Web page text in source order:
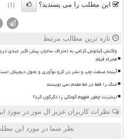
این مطلب را می پسندید؟ (1)
تازه ترین مطالب مرتبط
واکنش کیانوش گرامی به اعتراف سالیان پیش اکبر عبدی
همراه فیلم
آینده صنعت چاپ و نشر در گرو نوآوری و تحول دیجیتال
جنگ را فقط در خط مقدم نمی نویسند
اینترنت چطور مفهوم کودکی را دگرگون کرد؟
نظرات کاربران عزیز ال مور در مورد
نظر شما در مورد این